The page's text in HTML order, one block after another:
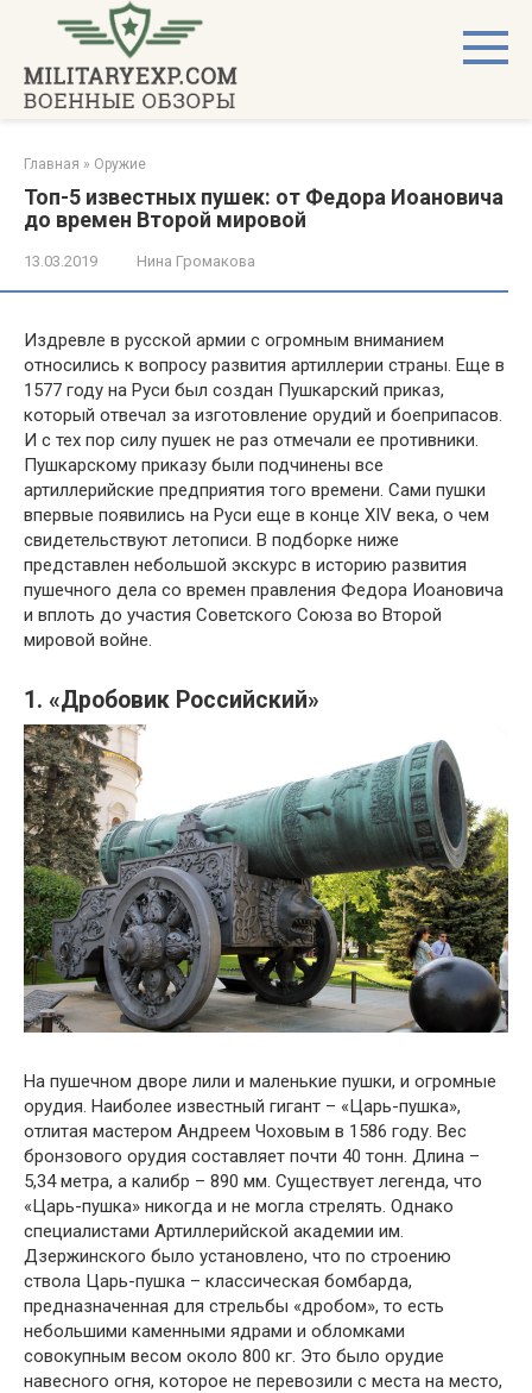
контенту
Главная » Оружие
Топ-5 известных пушек: от Федора Иоановича
до времен Второй мировой
13.03.2019 Нина Громакова
Издревле в русской армии с огромным вниманием
относились к вопросу развития артиллерии страны. Еще в
1577 году на Руси был создан Пушкарский приказ,
который отвечал за изготовление орудий и боеприпасов.
И с тех пор силу пушек не раз отмечали ее противники.
Пушкарскому приказу были подчинены все
артиллерийские предприятия того времени. Сами пушки
впервые появились на Руси еще в конце XIV века, о чем
свидетельствуют летописи. В подборке ниже
представлен небольшой экскурс в историю развития
пушечного дела со времен правления Федора Иоановича
и вплоть до участия Советского Союза во Второй
мировой войне.
1. «Дробовик Российский»
На пушечном дворе лили и маленькие пушки, и огромные
орудия. Наиболее известный гигант – «Царь-пушка»,
отлитая мастером Андреем Чоховым в 1586 году. Вес
бронзового орудия составляет почти 40 тонн. Длина –
5,34 метра, а калибр – 890 мм. Существует легенда, что
«Царь-пушка» никогда и не могла стрелять. Однако
специалистами Артиллерийской академии им.
Дзержинского было установлено, что по строению
ствола Царь-пушка – классическая бомбарда,
предназначенная для стрельбы «дробом», то есть
небольшими каменными ядрами и обломками
совокупным весом около 800 кг. Это было орудие
навесного огня, которое не перевозили с места на место,